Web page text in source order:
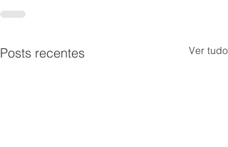
Posts recentes Ver tudo